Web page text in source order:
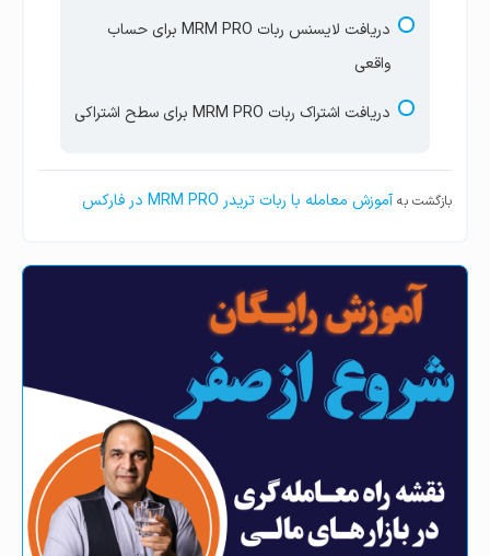
دریافت لایسنس ربات MRM PRO برای حساب
واقعی
دریافت اشتراک ربات MRM PRO برای سطح اشتراکی
بازگشت بهآموزش معامله با ربات تریدر MRM PRO در فارکس